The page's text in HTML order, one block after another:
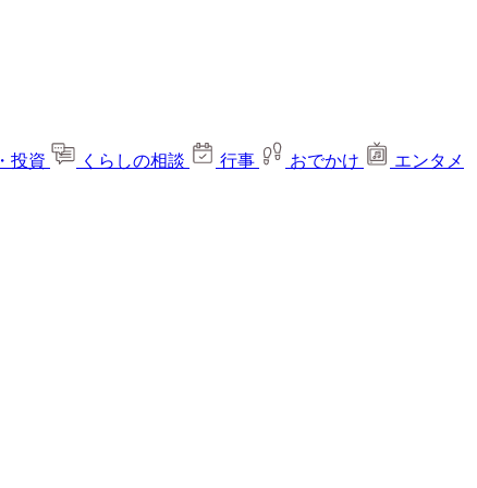
投資 くらしの相談 行事 おでかけ
エンタメ